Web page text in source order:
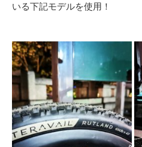
いる下記モデルを使用！